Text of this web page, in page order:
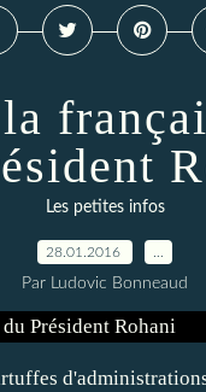
Les petites infos
28.01.2016
Par Ludovic Bonneaud